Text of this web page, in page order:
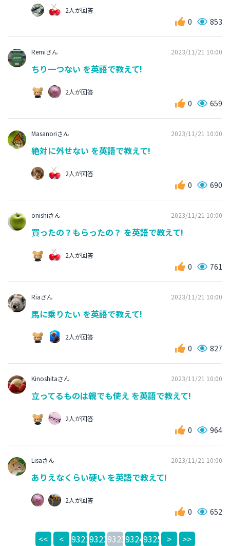
2人が回答
0 853
Remiさん 2023/11/21 10:00
ちり一つない を英語で教えて!
2人が回答
0 659
Masanoriさん 2023/11/21 10:00
絶対に外せない を英語で教えて!
2人が回答
0 690
onishiさん 2023/11/21 10:00
買ったの？もらったの？ を英語で教えて!
2人が回答
0 761
Riaさん 2023/11/21 10:00
馬に乗りたい を英語で教えて!
2人が回答
0 827
Kinoshitaさん 2023/11/21 10:00
立ってるものは親でも使え を英語で教えて!
2人が回答
0 964
Lisaさん 2023/11/21 10:00
ありえなくらい硬い を英語で教えて!
2人が回答
0 652
<< < 93219322 932393249325 > >>